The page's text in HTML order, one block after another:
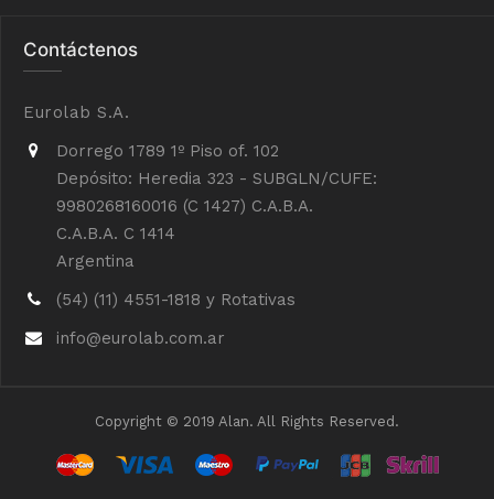
Contáctenos
Eurolab S.A.
Dorrego 1789 1º Piso of. 102
Depósito: Heredia 323 - SUBGLN/CUFE:
9980268160016 (C 1427) C.A.B.A.
C.A.B.A. C 1414
Argentina
(54) (11) 4551-1818 y Rotativas
info@eurolab.com.ar
Copyright © 2019 Alan. All Rights Reserved.